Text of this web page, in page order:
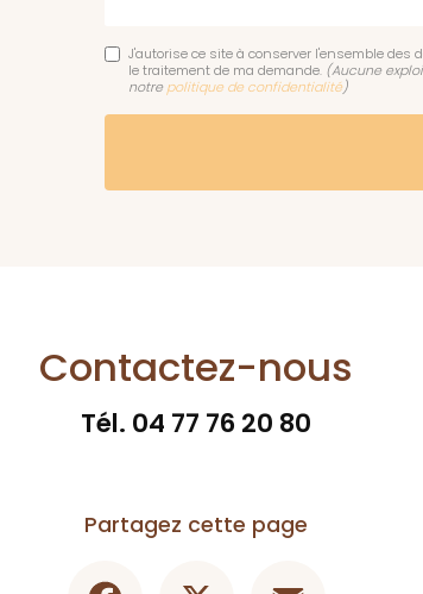
J'autorise ce site à conserver l'ensemble
le traitement de ma demande. (Aucune
notre politique de confidentialité)
Contactez-nous
Tél. 04 77 76 20 80
Partagez cette page